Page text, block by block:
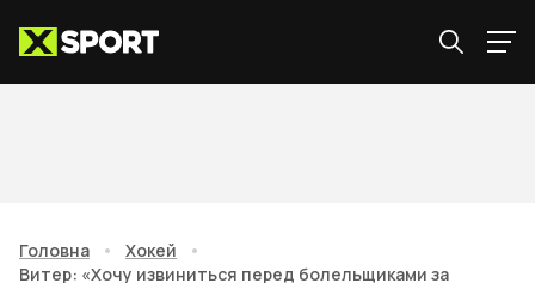
Головна • Хокей
•
Витер: «Хочу извиниться перед болельщиками за